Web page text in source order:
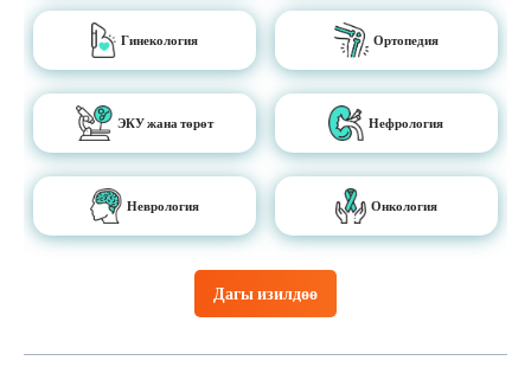
Дагы изилдөө
Гинекология Ортопедия
ЭКУ жана төрөт Нефрология
Неврология Онкология